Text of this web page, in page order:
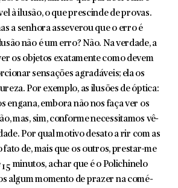
à ilusão, o que prescinde de provas.
a senhora asseve­rou que o erro é
não é um erro? Não. Na verdade, a
os objetos exatamente como devem
sensações agradáveis; ela os
Por exemplo, as ilusões de óptica:
engana, embora não nos faça ver os
mas, sim, conforme necessitamos vê-
Por qual motivo desato a rir com as
fato de, mais que os outros, prestar-me
15 minutos, achar que é o Polichinelo
algum momento de prazer na comé­